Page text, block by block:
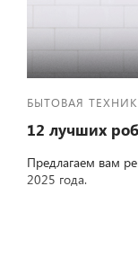
БЫТОВАЯ
12 лучших
Предлагаем вам
2025 года.